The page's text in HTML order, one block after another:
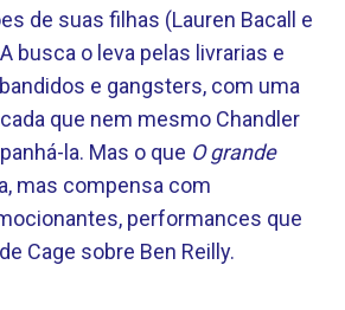
de suas filhas (Lauren Bacall e
busca o leva pelas livrarias e
e gangsters, com uma
que nem mesmo Chandler
la. Mas o que O grande
mas compensa com
performances que
Cage sobre Ben Reilly.